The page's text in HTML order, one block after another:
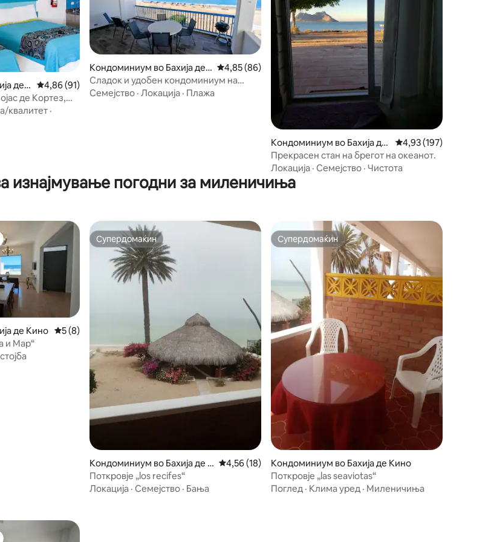
де К Просечна оцена: 4,86 од 5, 91 рецензии
4,86 (91)
де Кортез,
квалитет ·
Кондоминиум во Бахија де
Кино
Просечна оцена: 4,85 од 5, 86 рецензии
4,85 (86)
Сладок и удобен кондоминиум на
брегот
Семејство · Локација · Плажа
Кондоминиум во Бахија де
Кино
Просечна оцена:
4,93 (197)
Прекрасен стан на брегот на океанот.
Локација · Семејство · Чистота
изнајмување погодни за миленичиња
де Кино Просечна оцена: 5 од 5, 8 рецензии
5 (8)
и Мар“
Супердомаќин
Супердомаќин
Кондоминиум во Бахија де К
ино
Просечна оцена: 4,56 од 5, 18 рецензии
4,56 (18)
Поткровје „los recifes“
Локација · Семејство · Бања
Супердомаќин
Супердомаќин
Кондоминиум во Бахија де Кино
Поткровје „las seaviotas“
Поглед · Клима уред · Миленичиња